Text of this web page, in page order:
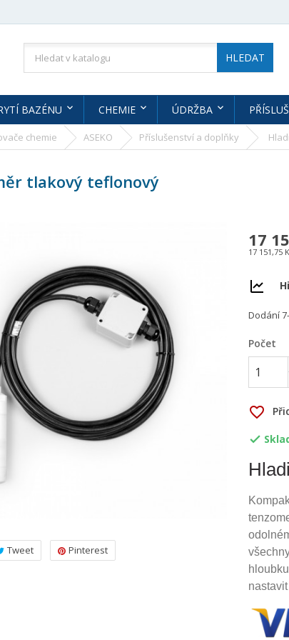
HLEDAT
BAZÉNU CHEMIE ÚDRŽBA
chemie ASEKO Příslušenství a doplňky
tlakový teflonový
Tweet Pinterest
17
17 151,75
Dodání
Počet
favorite_border
